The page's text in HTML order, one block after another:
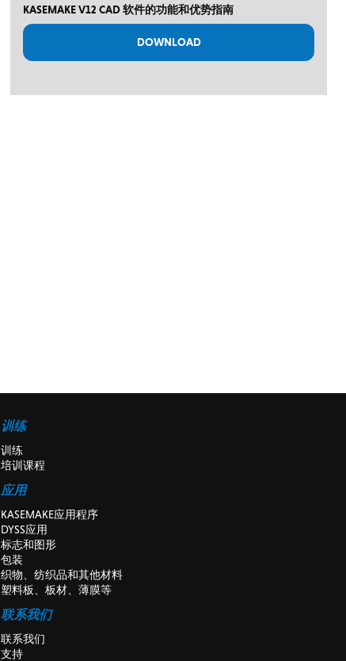
KASEMAKE V12 CAD 软件的功能和优势指南
DOWNLOAD
训练
训练
培训课程
应用
KASEMAKE应用程序
DYSS应用
标志和图形
包装
织物、纺织品和其他材料
塑料板、板材、薄膜等
联系我们
联系我们
支持